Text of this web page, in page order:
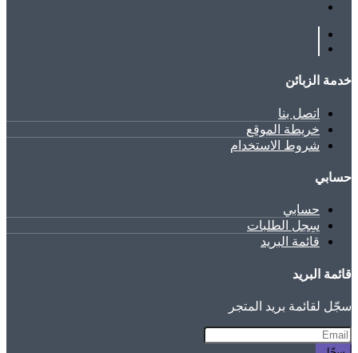
خدمة الزبائن
اتصل بنا
خريطة الموقع
شروط الاستخدام
حسابي
حسابي
سِجل الطلبات
قائمة البريد
قائمة البريد
سجّل لقائمة بريد المتجر